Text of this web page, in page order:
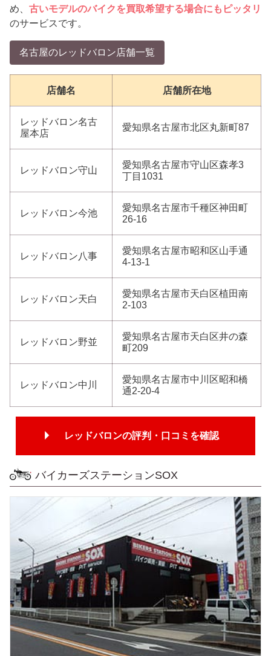
め、 古いモデルのバイクを買取希望する場合にもピッタリ
のサービスです。
名古屋のレッドバロン店舗一覧
店舗名 店舗所在地
レッドバロン名古
屋本店
愛知県名古屋市北区丸新町87
レッドバロン守山
愛知県名古屋市守山区森孝3
丁目1031
レッドバロン今池
愛知県名古屋市千種区神田町
26-16
レッドバロン八事
愛知県名古屋市昭和区山手通
4-13-1
レッドバロン天白
愛知県名古屋市天白区植田南
2-103
レッドバロン野並
愛知県名古屋市天白区井の森
町209
レッドバロン中川
愛知県名古屋市中川区昭和橋
通2-20-4
レッドバロンの評判・口コミを確認
バイカーズステーションSOX